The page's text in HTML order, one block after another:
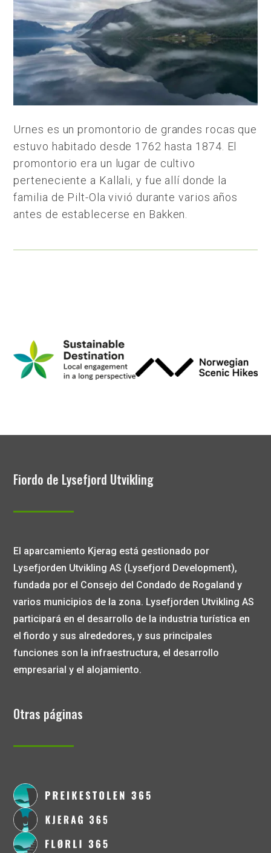
Urnes es un promontorio de grandes rocas que
estuvo habitado desde 1762 hasta 1874. El
promontorio era un lugar de cultivo
perteneciente a Kallali, y fue allí donde la
familia de Pilt-Ola vivió durante varios años
antes de establecerse en Bakken.
Fiordo de Lysefjord Utvikling
El aparcamiento Kjerag está gestionado por
Lysefjorden Utvikling AS (Lysefjord Development),
fundada por el Consejo del Condado de Rogaland y
varios municipios de la zona. Lysefjorden Utvikling AS
participará en el desarrollo de la industria turística en
el fiordo y sus alrededores, y sus principales
funciones son la infraestructura, el desarrollo
empresarial y el alojamiento.
Otras páginas